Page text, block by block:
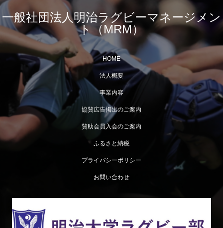
一般社団法人明治ラグビーマネージメン
ト（MRM）
HOME
法人概要
事業内容
協賛広告掲出のご案内
賛助会員入会のご案内
ふるさと納税
プライバシーポリシー
お問い合わせ